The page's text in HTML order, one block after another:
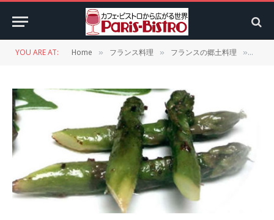
YOU ARE AT: Home » フランス料理 » フランスの郷土料理 »